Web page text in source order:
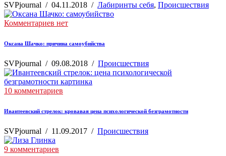
SVPjournal / 04.11.2018 / Лабиринты себя, Происшествия
Комментариев нет
Оксана Шачко: причина самоубийства
SVPjournal / 09.08.2018 / Происшествия
10 комментариев
Ивантеевский стрелок: кровавая цена психологической безграмотности
SVPjournal / 11.09.2017 / Происшествия
9 комментариев